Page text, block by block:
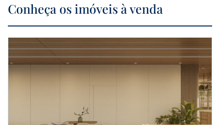
Conheça os imóveis à venda